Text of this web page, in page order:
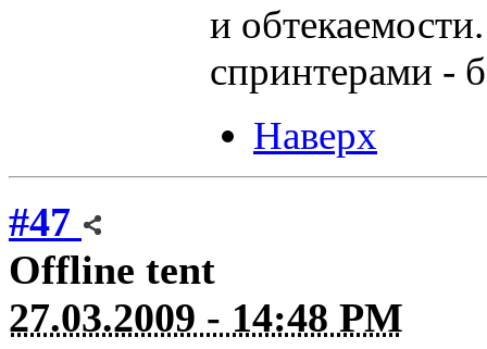
и
спринтерами -
Наверх
#47
Offline tent
27.03.2009 - 14:48 PM